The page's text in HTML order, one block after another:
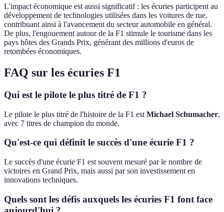
L'impact économique est aussi significatif : les écuries participent au
développement de technologies utilisées dans les voitures de rue,
contribuant ainsi à l'avancement du secteur automobile en général.
De plus, l'engouement autour de la F1 stimule le tourisme dans les
pays hôtes des Grands Prix, générant des millions d'euros de
retombées économiques.
FAQ sur les écuries F1
Qui est le pilote le plus titré de F1 ?
Le pilote le plus titré de l'histoire de la F1 est Michael Schumacher,
avec 7 titres de champion du monde.
Qu'est-ce qui définit le succès d'une écurie F1 ?
Le succès d'une écurie F1 est souvent mesuré par le nombre de
victoires en Grand Prix, mais aussi par son investissement en
innovations techniques.
Quels sont les défis auxquels les écuries F1 font face